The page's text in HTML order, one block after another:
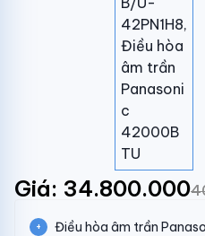
Giá: 34.800.000
Điều hòa âm trần